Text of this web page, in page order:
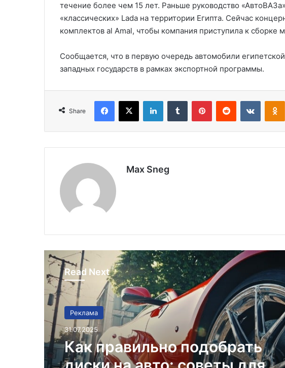
течение более чем 15 лет. Раньше руководство
«классических» Lada на территории Египта. Сейчас
комплектов al Amal, чтобы компания приступила к сборке
Сообщается, что в первую очередь автомобили
западных государств в рамках экспортной программы.
Share
Max Sneg
Read Next
Реклама
31.07.2025
Реклама
25.07.2025